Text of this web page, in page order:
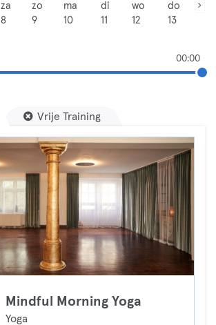
za
8
zo
9
ma
10
di
11
wo
12
do
13
00:00
Vrije Training
Mindful Morning Yoga
Yoga